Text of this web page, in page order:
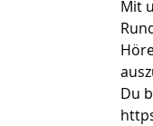
Mit
Du